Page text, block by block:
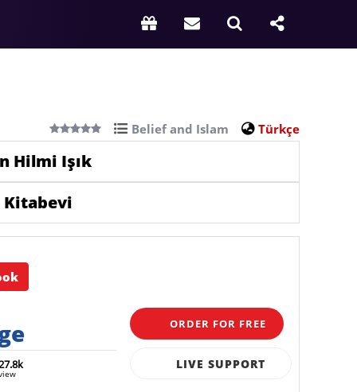
Türkçe
Belief and Islam
Hilmi Işık
ORDER FOR FREE
LIVE SUPPORT